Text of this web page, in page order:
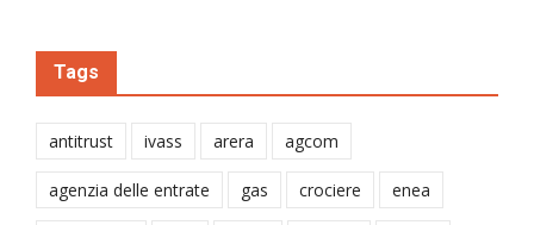
Tags
antitrust ivass arera agcom
agenzia delle entrate gas crociere enea